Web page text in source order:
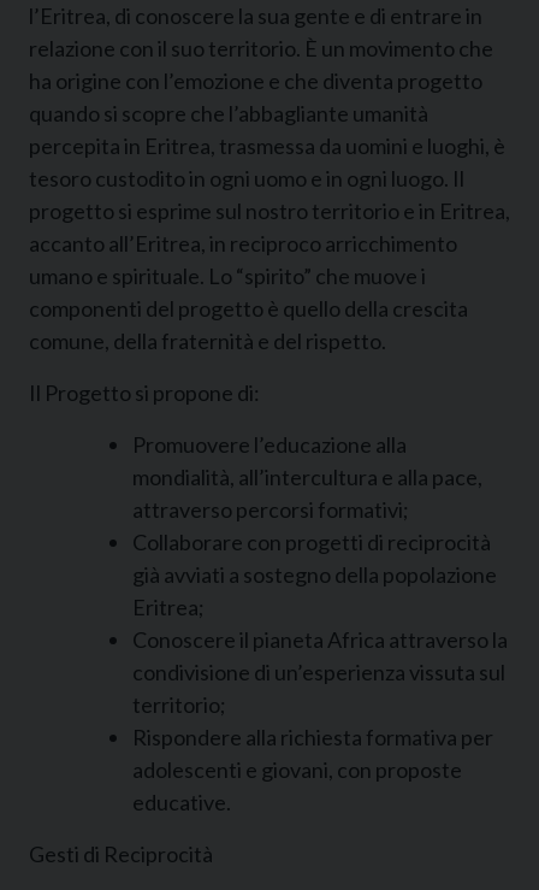
l’Eritrea, di conoscere la sua gente e di entrare in
relazione con il suo territorio. È un movimento che
ha origine con l’emozione e che diventa progetto
quando si scopre che l’abbagliante umanità
percepita in Eritrea, trasmessa da uomini e luoghi, è
tesoro custodito in ogni uomo e in ogni luogo. Il
progetto si esprime sul nostro territorio e in Eritrea,
accanto all’Eritrea, in reciproco arricchimento
umano e spirituale. Lo “spirito” che muove i
componenti del progetto è quello della crescita
comune, della fraternità e del rispetto.
Il Progetto si propone di:
Promuovere l’educazione alla
mondialità, all’intercultura e alla pace,
attraverso percorsi formativi;
Collaborare con progetti di reciprocità
già avviati a sostegno della popolazione
Eritrea;
Conoscere il pianeta Africa attraverso la
condivisione di un’esperienza vissuta sul
territorio;
Rispondere alla richiesta formativa per
adolescenti e giovani, con proposte
educative.
Gesti di Reciprocità